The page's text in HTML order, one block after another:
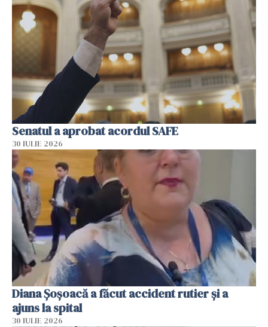
Senatul a aprobat acordul SAFE
30 IULIE 2026
Diana Șoșoacă a făcut accident rutier și a
ajuns la spital
30 IULIE 2026